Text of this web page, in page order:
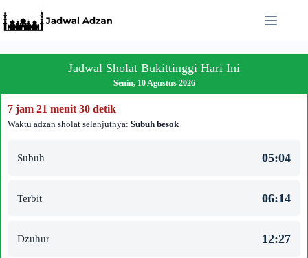
to
content
Jadwal Sholat Bukittinggi Hari Ini
Senin, 10 Agustus 2026
7 jam 21 menit 30 detik
Waktu adzan sholat selanjutnya: Subuh besok
Subuh 05:04
Terbit 06:14
Dzuhur 12:27